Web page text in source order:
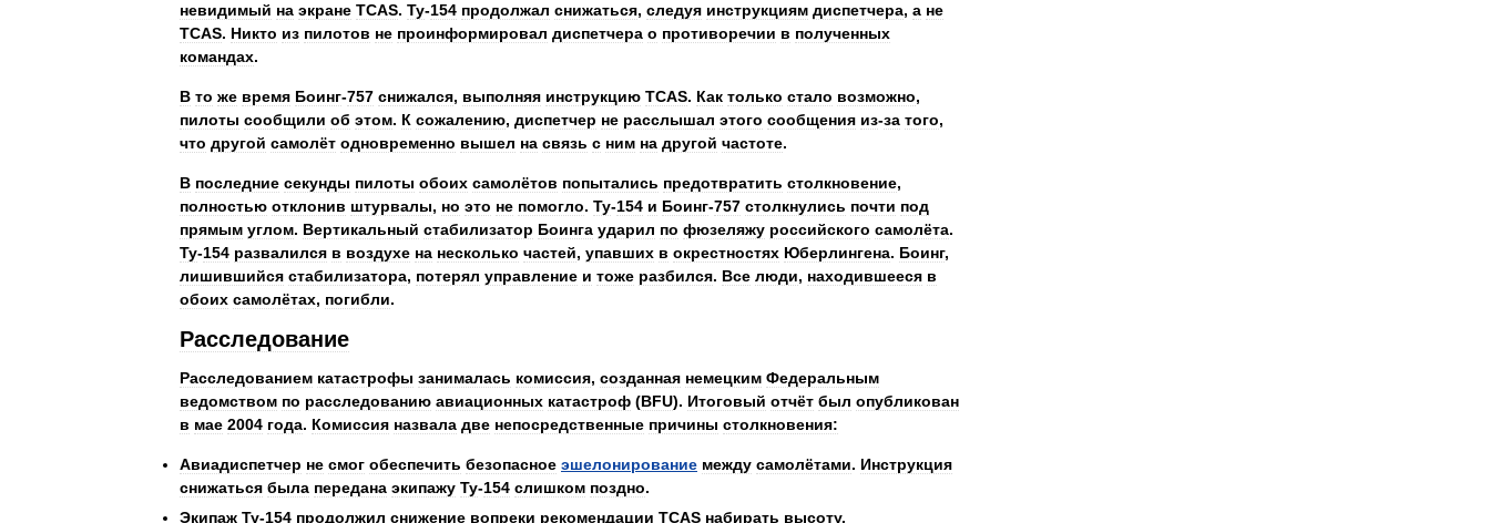
невидимый на экране TCAS. Ту-154 продолжал снижаться, следуя инструкциям диспетчера, а не
TCAS. Никто из пилотов не проинформировал диспетчера о противоречии в полученных
командах.
В то же время Боинг-757 снижался, выполняя инструкцию TCAS. Как только стало возможно,
пилоты сообщили об этом. К сожалению, диспетчер не расслышал этого сообщения из-за того,
что другой самолёт одновременно вышел на связь с ним на другой частоте.
В последние секунды пилоты обоих самолётов попытались предотвратить столкновение,
полностью отклонив штурвалы, но это не помогло. Ту-154 и Боинг-757 столкнулись почти под
прямым углом. Вертикальный стабилизатор Боинга ударил по фюзеляжу российского самолёта.
Ту-154 развалился в воздухе на несколько частей, упавших в окрестностях Юберлингена. Боинг,
лишившийся стабилизатора, потерял управление и тоже разбился. Все люди, находившееся в
обоих самолётах, погибли.
Расследование
Расследованием катастрофы занималась комиссия, созданная немецким Федеральным
ведомством по расследованию авиационных катастроф (BFU). Итоговый отчёт был опубликован
в мае 2004 года. Комиссия назвала две непосредственные причины столкновения:
Авиадиспетчер не смог обеспечить безопасное эшелонирование между самолётами. Инструкция
снижаться была передана экипажу Ту-154 слишком поздно.
Экипаж Ту-154 продолжил снижение вопреки рекомендации TCAS набирать высоту.